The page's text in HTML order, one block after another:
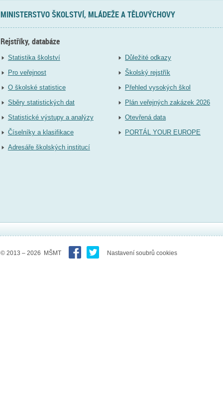
MINISTERSTVO ŠKOLSTVÍ, MLÁDEŽE A TĚLOVÝCHOVY
Rejstříky, databáze
Statistika školství
Pro veřejnost
O školské statistice
Sběry statistických dat
Statistické výstupy a analýzy
Číselníky a klasifikace
Adresáře školských institucí
Důležité odkazy
Školský rejstřík
Přehled vysokých škol
Plán veřejných zakázek 2026
Otevřená data
PORTÁL YOUR EUROPE
© 2013 – 2026 MŠMT Nastavení soubrů cookies